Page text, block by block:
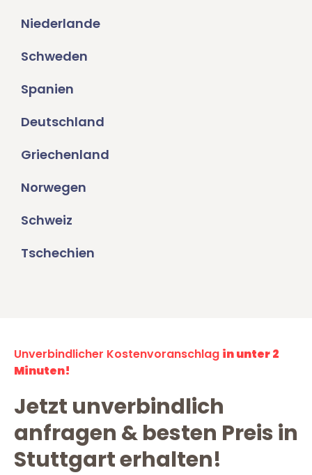
Niederlande
Schweden
Spanien
Deutschland
Griechenland
Norwegen
Schweiz
Tschechien
Unverbindlicher Kostenvoranschlag in unter 2
Minuten!
Jetzt unverbindlich
anfragen & besten Preis in
Stuttgart erhalten!